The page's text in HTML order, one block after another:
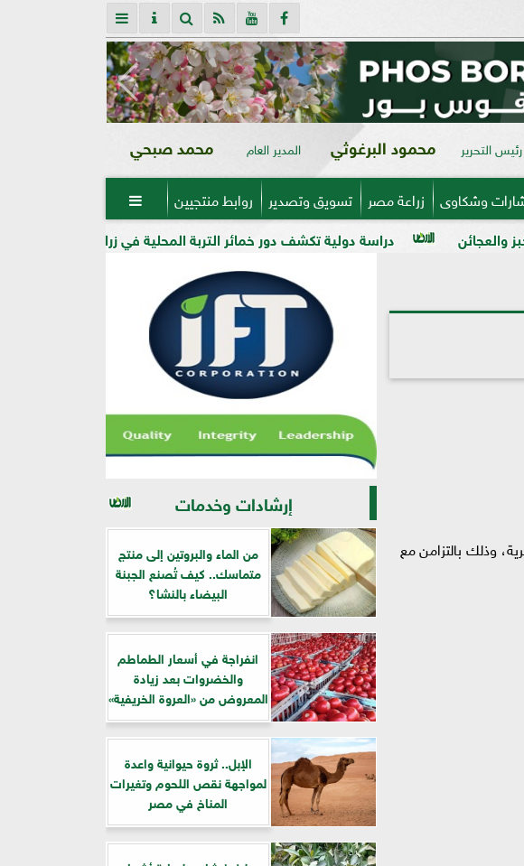
رئيس التحرير محمود البرغوثي المدير العام محمد صبحي
وشكاوى زراعة مصر تسويق وتصدير روابط منتجيين 
دراسة دولية تكشف دور خمائر التربة المحلية في زراعة الفاصوليا وزيادة الإنتاجية
المصرية، وذلك بالتزامن مع
إرشادات وخدمات
من الماء والبروتين إلى منتج
متماسك.. كيف تُصنع الجبنة
البيضاء بالنشا؟
انفراجة في أسعار الطماطم
والخضروات بعد زيادة
المعروض من «العروة الخريفية»
الإبل.. ثروة حيوانية واعدة
لمواجهة نقص اللحوم وتغيرات
المناخ في مصر